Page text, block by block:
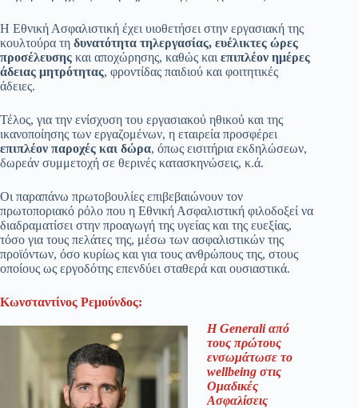
Η Εθνική Ασφαλιστική έχει υιοθετήσει στην εργασιακή της
κουλτούρα τη δυνατότητα τηλεργασίας, ευέλικτες ώρες
προσέλευσης και αποχώρησης, καθώς και επιπλέον ημέρες
άδειας μητρότητας, φροντίδας παιδιού και φοιτητικές
άδειες.
Τέλος, για την ενίσχυση του εργασιακού ηθικού και της
ικανοποίησης των εργαζομένων, η εταιρεία προσφέρει
επιπλέον παροχές και δώρα, όπως εισιτήρια εκδηλώσεων,
δωρεάν συμμετοχή σε θερινές κατασκηνώσεις, κ.ά.
Οι παραπάνω πρωτοβουλίες επιβεβαιώνουν τον
πρωτοποριακό ρόλο που η Εθνική Ασφαλιστική φιλοδοξεί να
διαδραματίσει στην προαγωγή της υγείας και της ευεξίας,
τόσο για τους πελάτες της, μέσω των ασφαλιστικών της
προϊόντων, όσο κυρίως και για τους ανθρώπους της, στους
οποίους ως εργοδότης επενδύει σταθερά και ουσιαστικά.
Κωνσταντίνος Ρεμούνδος:
Η Generali από
τους πρώτους
ενσωμάτωσε το
wellbeing στις
Ομαδικές
Ασφαλίσεις